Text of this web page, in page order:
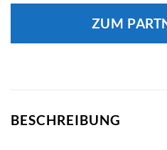
ZUM
BESCHREIBUNG